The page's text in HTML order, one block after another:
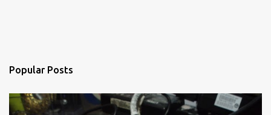
Popular Posts